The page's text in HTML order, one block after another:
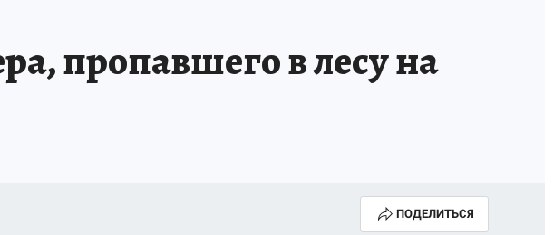
пропавшего в лесу на
ПОДЕЛИТЬСЯ